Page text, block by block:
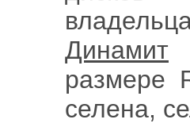
Динамит
размере
селена,